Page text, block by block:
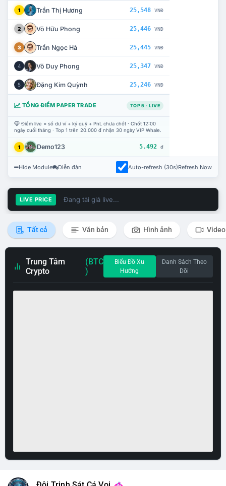
1 Trần Thị Hương 25,548 VNĐ
2 Võ Hữu Phong 25,446 VNĐ
3 Trần Ngọc Hà 25,445 VNĐ
4 Võ Duy Phong 25,347 VNĐ
5 Đặng Kim Quỳnh 25,246 VNĐ
TỔNG ĐIỂM PAPER TRADE TOP 5 · LIVE
Điểm live = số dư ví + ký quỹ + PnL chưa chốt · Chốt 12:00
ngày cuối tháng · Top 1 trên 20.000 đ nhận 30 ngày VIP Whale.
1 Demo123 5.492 đ
Hide Module Diễn đàn Auto-refresh (30s)Refresh Now
LIVE PRICE Đang tải giá live...
Tất cả Văn bản Hình ảnh Video
Trung Tâm
Crypto
(BTC
)
Biểu Đồ Xu
Hướng
Danh Sách Theo
Dõi